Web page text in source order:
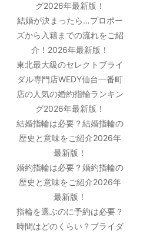
グ2026年最新版！
結婚が決まったら…プロポー
ズから入籍までの流れをご紹
介！2026年最新版！
東北最大級のセレクトブライ
ダル専門店WEDY仙台一番町
店の人気の婚約指輪ランキン
グ2026年最新版！
結婚指輪は必要？結婚指輪の
歴史と意味をご紹介2026年
最新版！
婚約指輪は必要？婚約指輪の
歴史と意味をご紹介2026年
最新版！
指輪を選ぶのに予約は必要？
時間はどのくらい？ブライダ